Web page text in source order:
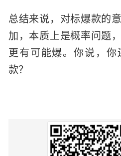
总结来说，对标爆款的
加，本质上是概率问题
更有可能爆。你说，
款？